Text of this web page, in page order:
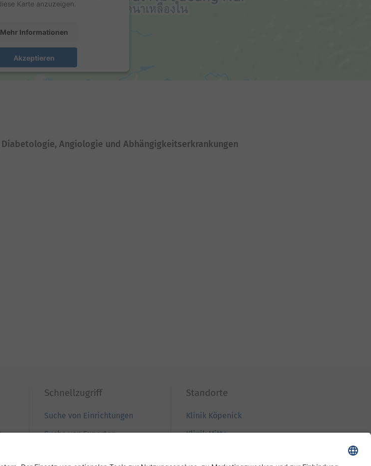
Karte anzuzeigen.
Mehr Informationen
Akzeptieren
Angiologie und Abhängigkeitserkrankungen
Schnellzugriff
Suche von Einrichtungen
Suche von Experten
Standorte
Klinik Köpenick
Klinik Mitte